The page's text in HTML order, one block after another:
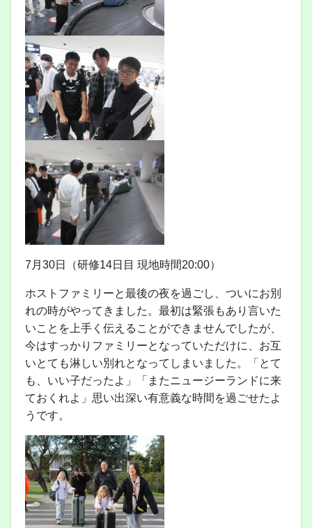
7月30日（研修14日目 現地時間20:00）
ホストファミリーと最後の夜を過ごし、ついにお別
れの時がやってきました。最初は緊張もあり言いた
いことを上手く伝えることができませんでしたが、
今はすっかりファミリーとなっていただけに、お互
いとても淋しい別れとなってしまいました。「とて
も、いい子だったよ」「またニュージーランドに来
ておくれよ」思い出深い有意義な時間を過ごせたよ
うです。